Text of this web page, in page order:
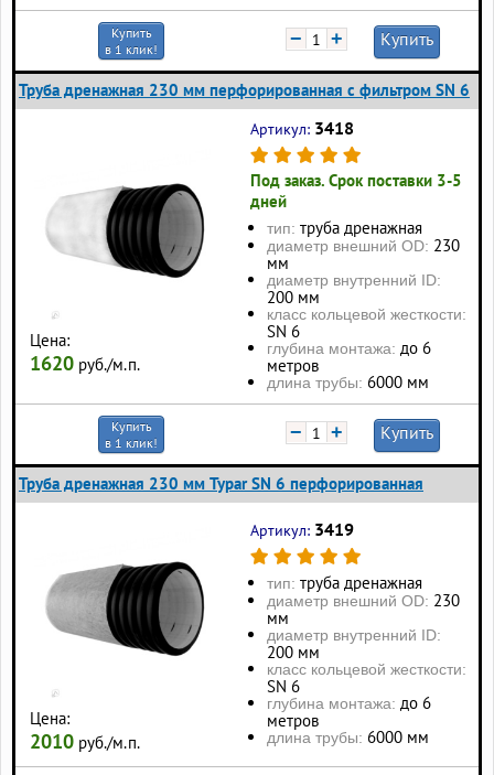
Купить
в 1 клик!
− + Купить
Труба дренажная 230 мм перфорированная с фильтром SN 6
Цена:
1620 руб./м.п.
Артикул: 3418
Под заказ. Срок поставки 3-5
дней
тип: труба дренажная
диаметр внешний OD: 230
мм
диаметр внутренний ID:
200 мм
класс кольцевой жесткости:
SN 6
глубина монтажа: до 6
метров
длина трубы: 6000 мм
Купить
в 1 клик!
− + Купить
Труба дренажная 230 мм Typar SN 6 перфорированная
Цена:
2010 руб./м.п.
Артикул: 3419
тип: труба дренажная
диаметр внешний OD: 230
мм
диаметр внутренний ID:
200 мм
класс кольцевой жесткости:
SN 6
глубина монтажа: до 6
метров
длина трубы: 6000 мм